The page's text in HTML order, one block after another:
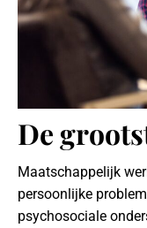
De
Maatschappelijk
persoonlijke
psychosociale